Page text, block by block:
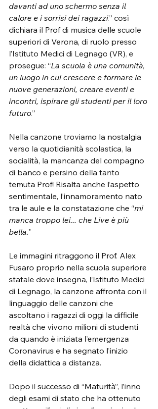
davanti ad uno schermo senza il
calore e i sorrisi dei ragazzi.” così
dichiara il Prof di musica delle scuole
superiori di Verona, di ruolo presso
l’Istituto Medici di Legnago (VR), e
prosegue: “La scuola è una comunità,
un luogo in cui crescere e formare le
nuove generazioni, creare eventi e
incontri, ispirare gli studenti per il loro
futuro.”
Nella canzone troviamo la nostalgia
verso la quotidianità scolastica, la
socialità, la mancanza del compagno
di banco e persino della tanto
temuta Prof! Risalta anche l’aspetto
sentimentale, l’innamoramento nato
tra le aule e la constatazione che “mi
manca troppo lei... che Live è più
bella.”
Le immagini ritraggono il Prof. Alex
Fusaro proprio nella scuola superiore
statale dove insegna, l’Istituto Medici
di Legnago, la canzone affronta con il
linguaggio delle canzoni che
ascoltano i ragazzi di oggi la difficile
realtà che vivono milioni di studenti
da quando è iniziata l’emergenza
Coronavirus e ha segnato l’inizio
della didattica a distanza.
Dopo il successo di “Maturità”, l’inno
degli esami di stato che ha ottenuto